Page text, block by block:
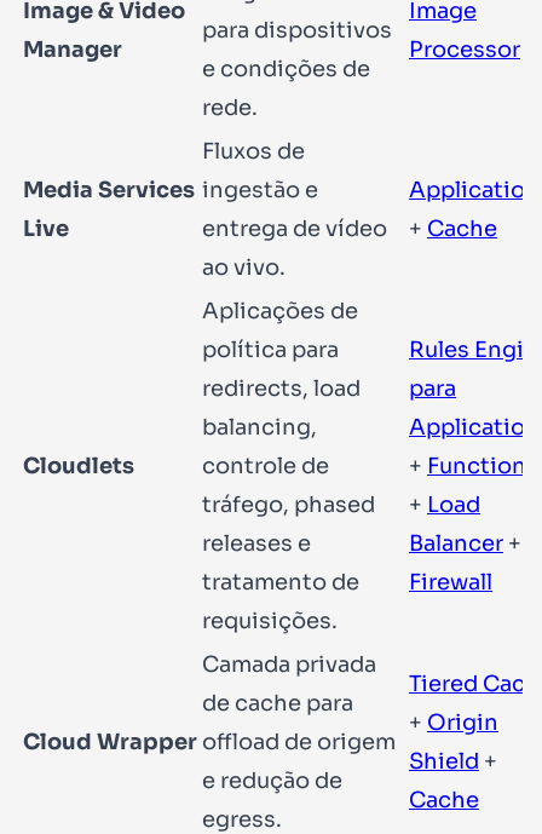
Image & Video
Manager
para dispositivos
e condições de
rede.
Image
Processor
Media Services
Live
Fluxos de
ingestão e
entrega de vídeo
ao vivo.
+ Cache
Cloudlets
Aplicações de
política para
redirects, load
balancing,
controle de
tráfego, phased
releases e
tratamento de
requisições.
Rules
para
+ Functions
+ Load
Balancer +
Firewall
Cloud Wrapper
Camada privada
de cache para
offload de origem
e redução de
egress.
Tiered
+ Origin
Shield +
Cache